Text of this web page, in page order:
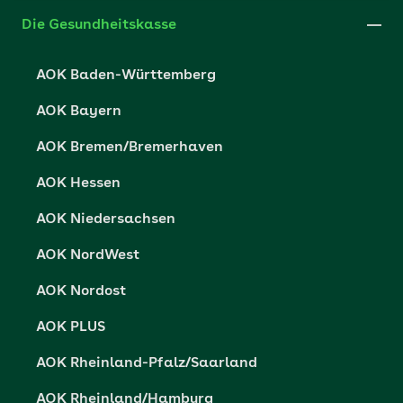
Datenschutzrechte
Barrierefreiheit
Barriere melden
Die Gesundheitskasse
AOK Baden-Württemberg
AOK Bayern
AOK Bremen/Bremerhaven
AOK Hessen
AOK Niedersachsen
AOK NordWest
AOK Nordost
AOK PLUS
AOK Rheinland-Pfalz/Saarland
AOK Rheinland/Hamburg